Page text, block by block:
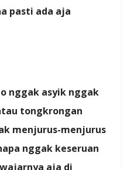
pasti ada aja
nggak asyik nggak
tongkrongan
menjurus-menjurus
nggak keseruan
aja di